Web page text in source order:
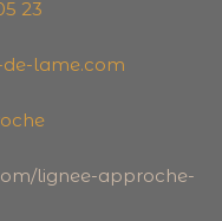
23
lame.com
lignee-approche-